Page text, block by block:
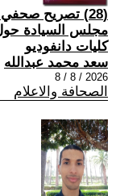
(28) تصريح
مجلس السيادة
كليات دانفوديو
سعد محمد عبدالله
2026 / 8 / 8
الصحافة والاعلام